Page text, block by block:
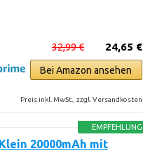
24,65 €
32,99 €
Bei Amazon ansehen
Preis inkl. MwSt., zzgl. Versandkosten
EMPFEHLUNG
20000mAh mit